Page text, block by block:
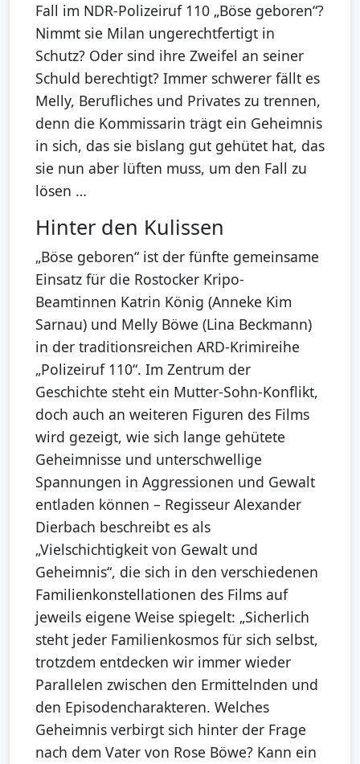
Fall im NDR-Polizeiruf 110 „Böse geboren“?
Nimmt sie Milan ungerechtfertigt in
Schutz? Oder sind ihre Zweifel an seiner
Schuld berechtigt? Immer schwerer fällt es
Melly, Berufliches und Privates zu trennen,
denn die Kommissarin trägt ein Geheimnis
in sich, das sie bislang gut gehütet hat, das
sie nun aber lüften muss, um den Fall zu
lösen …
Hinter den Kulissen
„Böse geboren“ ist der fünfte gemeinsame
Einsatz für die Rostocker Kripo-
Beamtinnen Katrin König (Anneke Kim
Sarnau) und Melly Böwe (Lina Beckmann)
in der traditionsreichen ARD-Krimireihe
„Polizeiruf 110“. Im Zentrum der
Geschichte steht ein Mutter-Sohn-Konflikt,
doch auch an weiteren Figuren des Films
wird gezeigt, wie sich lange gehütete
Geheimnisse und unterschwellige
Spannungen in Aggressionen und Gewalt
entladen können – Regisseur Alexander
Dierbach beschreibt es als
„Vielschichtigkeit von Gewalt und
Geheimnis“, die sich in den verschiedenen
Familienkonstellationen des Films auf
jeweils eigene Weise spiegelt: „Sicherlich
steht jeder Familienkosmos für sich selbst,
trotzdem entdecken wir immer wieder
Parallelen zwischen den Ermittelnden und
den Episodencharakteren. Welches
Geheimnis verbirgt sich hinter der Frage
nach dem Vater von Rose Böwe? Kann ein